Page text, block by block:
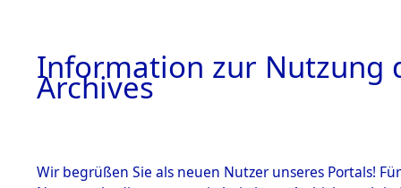
Information zur Nutzung
Archives
Wir begrüßen Sie als neuen Nutzer unseres Portals!